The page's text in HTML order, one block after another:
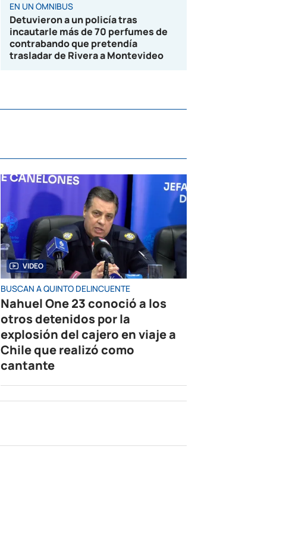
EN UN ÓMNIBUS
Detuvieron a un policía tras
incautarle más de 70 perfumes de
contrabando que pretendía
trasladar de Rivera a Montevideo
VIDEO
BUSCAN A QUINTO DELINCUENTE
Nahuel One 23 conoció a los
otros detenidos por la
explosión del cajero en viaje a
Chile que realizó como
cantante